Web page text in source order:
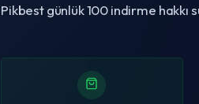
Pikbest günlük 100 indirme